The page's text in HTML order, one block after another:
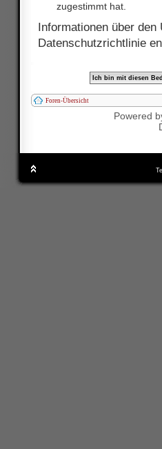
zugestimmt hat.
Informationen über
Datenschutzrichtlinie
Foren-Übersicht
Powered